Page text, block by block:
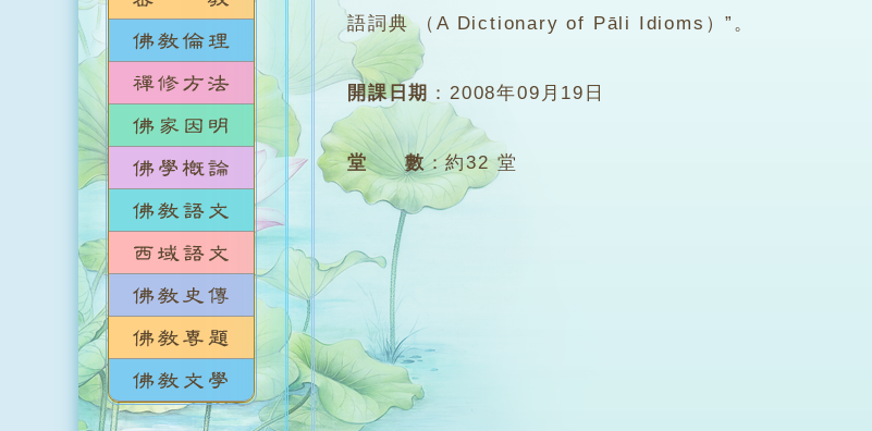
語詞典 （A Dictionary of Pāli Idioms）”。
開課日期 ：2008年09月19日
堂 數：約32 堂